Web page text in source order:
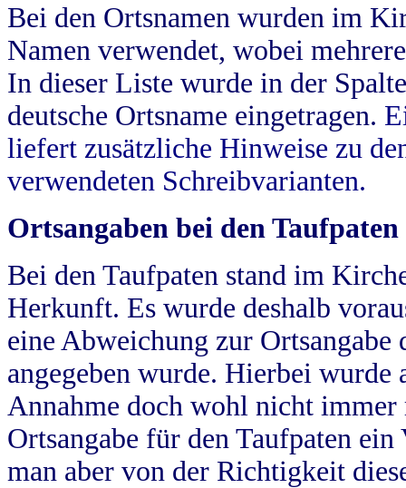
Bei den Ortsnamen wurden im
Namen verwendet, wobei
In dieser Liste wurde in der
deutsche Ortsname eingetragen.
liefert zusätzliche Hinweise zu
verwendeten Schreibvarianten.
Ortsangaben bei den Taufpaten
Bei den Taufpaten stand im
Herkunft. Es wurde deshalb
eine Abweichung zur
angegeben wurde. Hierbei wurde
Annahme doch wohl nicht
Ortsangabe für den Taufpaten
man aber von der Richtigkeit